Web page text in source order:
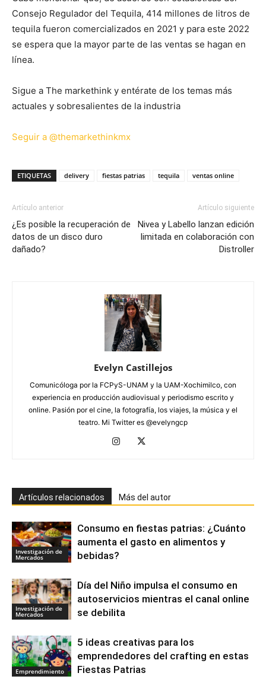
Consejo Regulador del Tequila, 414 millones de litros de
tequila fueron comercializados en 2021 y para este 2022
se espera que la mayor parte de las ventas se hagan en
línea.
Sigue a The markethink y entérate de los temas más
actuales y sobresalientes de la industria
Seguir a @themarkethinkmx
ETIQUETAS delivery fiestas patrias tequila ventas online
Artículo anterior
¿Es posible la recuperación de
datos de un disco duro
dañado?
Artículo siguiente
Nivea y Labello lanzan edición
limitada en colaboración con
Distroller
Evelyn Castillejos
Comunicóloga por la FCPyS-UNAM y la UAM-Xochimilco, con
experiencia en producción audiovisual y periodismo escrito y
online. Pasión por el cine, la fotografía, los viajes, la música y el
teatro. Mi Twitter es @evelyngcp
Artículos relacionados Más del autor
Investigación de
Mercados
Consumo en fiestas patrias: ¿Cuánto
aumenta el gasto en alimentos y
bebidas?
Investigación de
Mercados
Día del Niño impulsa el consumo en
autoservicios mientras el canal online
se debilita
Emprendimiento
5 ideas creativas para los
emprendedores del crafting en estas
Fiestas Patrias